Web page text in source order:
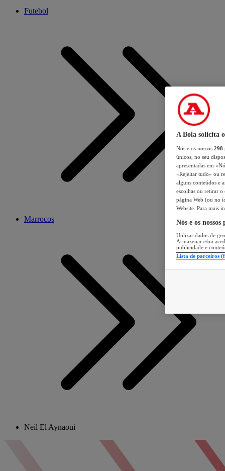
Futebol
Marrocos
Neil El Aynaoui
A Bola solicita
Nós e os nossos 298
únicos, no seu
apresentadas em
«Rejeitar tudo» ou
alguns conteúdos e
escolhas ou retirar
página Web (ou no
Website. Para mais
Nós e os
Utilizar dados de
Armazenar e/ou
publicidade e
Lista de parceiros